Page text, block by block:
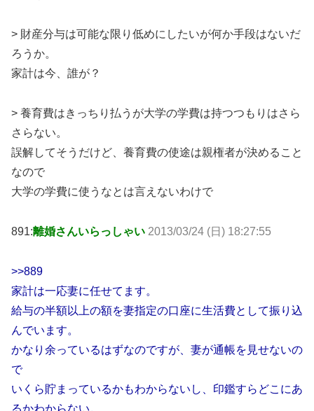
> 財産分与は可能な限り低めにしたいが何か手段はないだ
ろうか。
家計は今、誰が？
> 養育費はきっちり払うが大学の学費は持つつもりはさら
さらない。
誤解してそうだけど、養育費の使途は親権者が決めること
なので
大学の学費に使うなとは言えないわけで
891:離婚さんいらっしゃい 2013/03/24 (日) 18:27:55
>>889
家計は一応妻に任せてます。
給与の半額以上の額を妻指定の口座に生活費として振り込
んでいます。
かなり余っているはずなのですが、妻が通帳を見せないの
で
いくら貯まっているかもわからないし、印鑑すらどこにあ
るかわからない。